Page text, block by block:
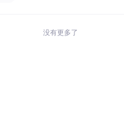
没有更多了